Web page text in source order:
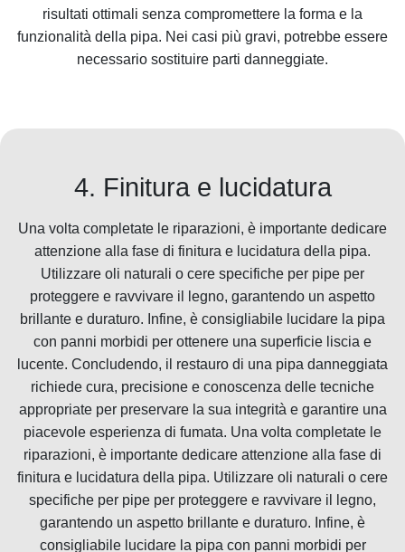
risultati ottimali senza compromettere la forma e la
funzionalità della pipa. Nei casi più gravi, potrebbe essere
necessario sostituire parti danneggiate.
4. Finitura e lucidatura
Una volta completate le riparazioni, è importante dedicare
attenzione alla fase di finitura e lucidatura della pipa.
Utilizzare oli naturali o cere specifiche per pipe per
proteggere e ravvivare il legno, garantendo un aspetto
brillante e duraturo. Infine, è consigliabile lucidare la pipa
con panni morbidi per ottenere una superficie liscia e
lucente. Concludendo, il restauro di una pipa danneggiata
richiede cura, precisione e conoscenza delle tecniche
appropriate per preservare la sua integrità e garantire una
piacevole esperienza di fumata. Una volta completate le
riparazioni, è importante dedicare attenzione alla fase di
finitura e lucidatura della pipa. Utilizzare oli naturali o cere
specifiche per pipe per proteggere e ravvivare il legno,
garantendo un aspetto brillante e duraturo. Infine, è
consigliabile lucidare la pipa con panni morbidi per